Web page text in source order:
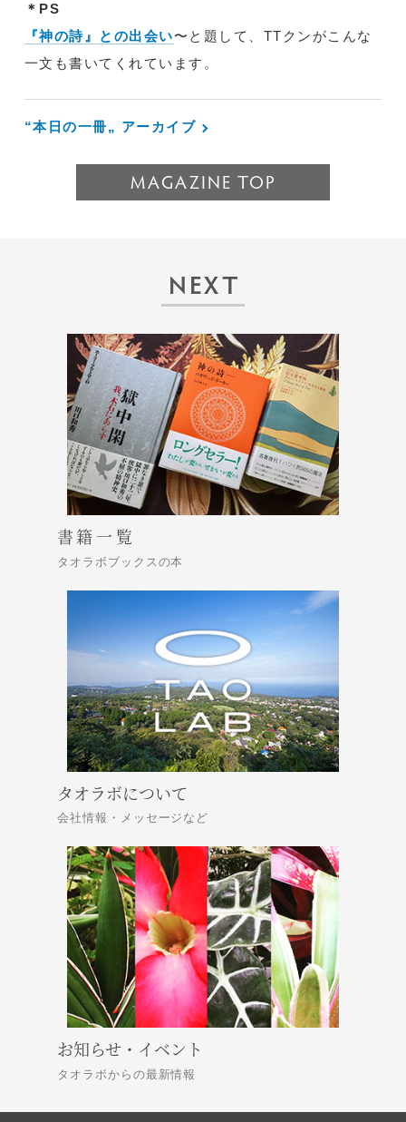
＊PS
『神の詩』との出会い〜と題して、TTクンがこんな
一文も書いてくれています。
“本日の一冊„ アーカイブ
MAGAZINE TOP
NEXT
書籍一覧
タオラボブックスの本
タオラボについて
会社情報・メッセージなど
お知らせ・イベント
タオラボからの最新情報